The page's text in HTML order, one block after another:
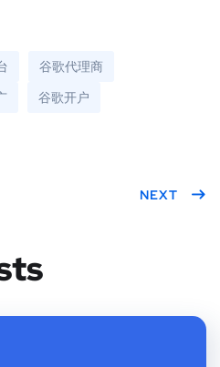
谷歌代理商
谷歌开户
NEXT